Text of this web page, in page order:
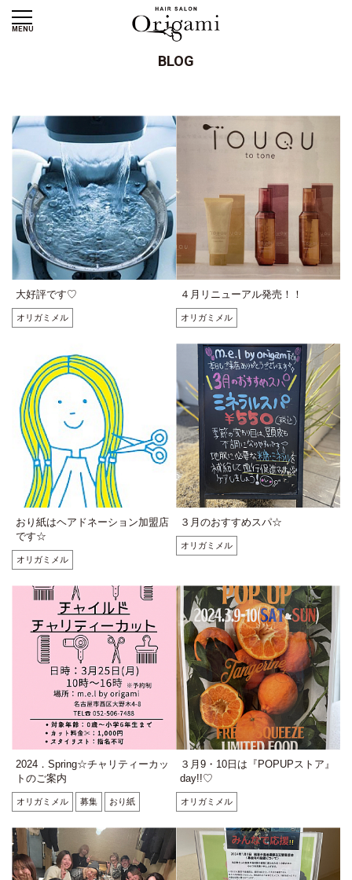
MENU
BLOG
大好評です♡
オリガミメル
４月リニューアル発売！！
オリガミメル
おり紙はヘアドネーション加盟店
です☆
オリガミメル
３月のおすすめスパ☆
オリガミメル
2024．Spring☆チャリティーカッ
トのご案内
オリガミメル 募集 おり紙
３月9・10日は『POPUPストア』
day!!♡
オリガミメル